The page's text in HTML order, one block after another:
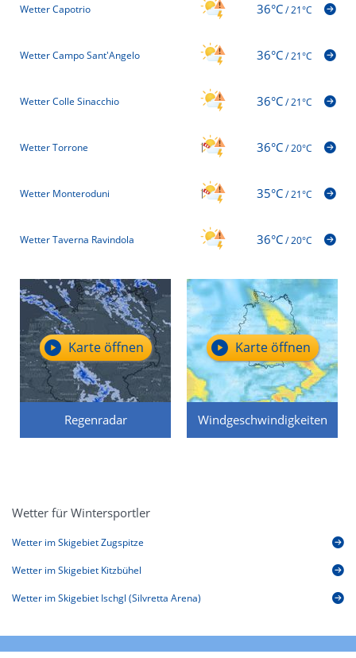
Wetter Capotrio 36°C/21°C
Wetter Campo Sant'Angelo 36°C/21°C
Wetter Colle Sinacchio 36°C/21°C
Wetter Torrone 36°C/20°C
Wetter Monteroduni 35°C/21°C
Wetter Taverna Ravindola 36°C/20°C
Regenradar
Karte öffnen
Windgeschwindigkeiten
Karte öffnen
Wetter für Wintersportler
Wetter im Skigebiet Zugspitze
Wetter im Skigebiet Kitzbühel
Wetter im Skigebiet Ischgl (Silvretta Arena)